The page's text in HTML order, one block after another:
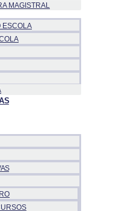
MAGISTRAL
ESCOLA